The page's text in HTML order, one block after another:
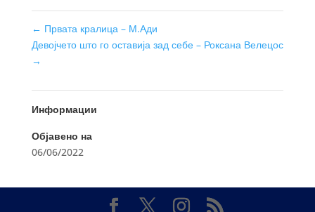
← Првата кралица – М.Ади
Девојчето што го оставија зад себе – Роксана Велецос
→
Информации
Објавено на
06/06/2022